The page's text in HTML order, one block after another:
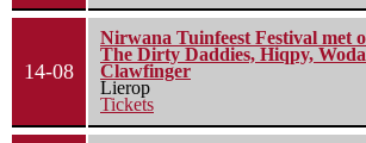
14-08
Nirwana Tuinfeest Festival met
The Dirty Daddies, Hiqpy,
Clawfinger
Lierop
Tickets